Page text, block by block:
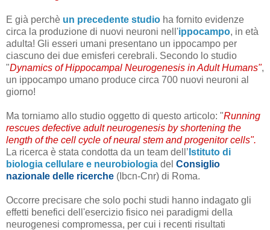
E già perchè un precedente studio ha fornito evidenze
circa la produzione di nuovi neuroni nell'ippocampo, in età
adulta! Gli esseri umani presentano un ippocampo per
ciascuno dei due emisferi cerebrali. Secondo lo studio
"Dynamics of Hippocampal Neurogenesis in Adult Humans",
un ippocampo umano produce circa 700 nuovi neuroni al
giorno!
Ma torniamo allo studio oggetto di questo articolo: "Running
rescues defective adult neurogenesis by shortening the
length of the cell cycle of neural stem and progenitor cells".
La ricerca è stata condotta da un team dell’ Istituto di
biologia cellulare e neurobiologia del Consiglio
nazionale delle ricerche (Ibcn-Cnr) di Roma.
Occorre precisare che solo pochi studi hanno indagato gli
effetti benefici dell'esercizio fisico nei paradigmi della
neurogenesi compromessa, per cui i recenti risultati